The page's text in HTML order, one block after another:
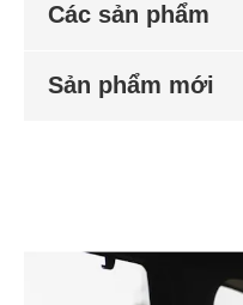
Các sản phẩm
Sản phẩm mới